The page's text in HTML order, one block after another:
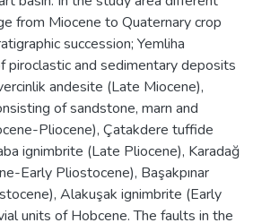
from Miocene to Quaternary crop
succession; Yemliha
piroclastic and sedimentary deposits
andesite (Late Miocene),
of sandstone, marn and
Pliocene), Çatakdere tuffide
ignimbrite (Late Pliocene), Karadağ
Early Pliostocene), Başakpınar
Alakuşak ignimbrite (Early
units of Hobcene. The faults in the